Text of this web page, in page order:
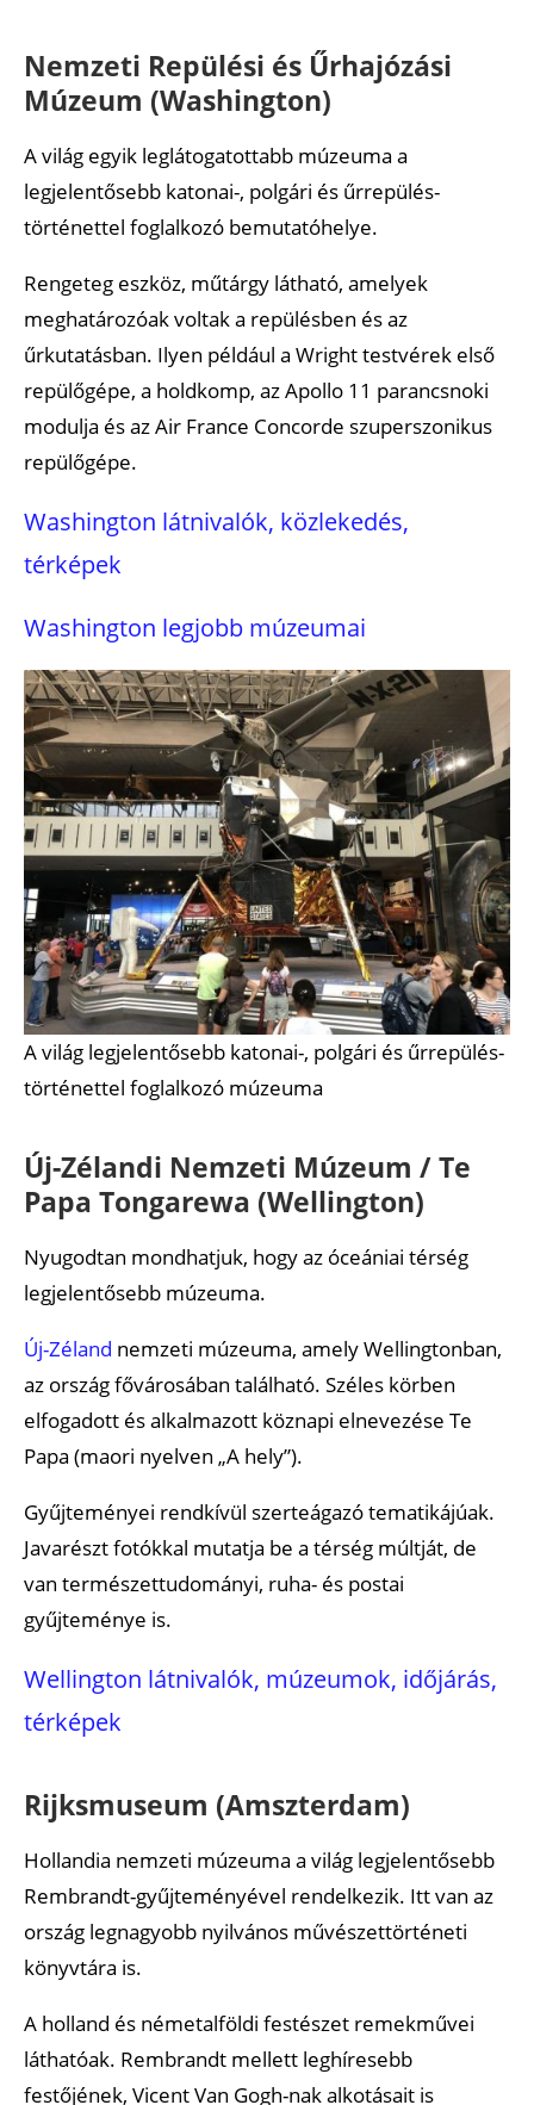
Nemzeti Repülési és Űrhajózási
Múzeum (Washington)
A világ egyik leglátogatottabb múzeuma a
legjelentősebb katonai-, polgári és űrrepülés-
történettel foglalkozó bemutatóhelye.
Rengeteg eszköz, műtárgy látható, amelyek
meghatározóak voltak a repülésben és az
űrkutatásban. Ilyen például a Wright testvérek első
repülőgépe, a holdkomp, az Apollo 11 parancsnoki
modulja és az Air France Concorde szuperszonikus
repülőgépe.
Washington látnivalók, közlekedés,
térképek
Washington legjobb múzeumai
A világ legjelentősebb katonai-, polgári és űrrepülés-
történettel foglalkozó múzeuma
Új-Zélandi Nemzeti Múzeum / Te
Papa Tongarewa (Wellington)
Nyugodtan mondhatjuk, hogy az óceániai térség
legjelentősebb múzeuma.
Új-Zéland nemzeti múzeuma, amely Wellingtonban,
az ország fővárosában található. Széles körben
elfogadott és alkalmazott köznapi elnevezése Te
Papa (maori nyelven „A hely”).
Gyűjteményei rendkívül szerteágazó tematikájúak.
Javarészt fotókkal mutatja be a térség múltját, de
van természettudományi, ruha- és postai
gyűjteménye is.
Wellington látnivalók, múzeumok, időjárás,
térképek
Rijksmuseum (Amszterdam)
Hollandia nemzeti múzeuma a világ legjelentősebb
Rembrandt-gyűjteményével rendelkezik. Itt van az
ország legnagyobb nyilvános művészettörténeti
könyvtára is.
A holland és németalföldi festészet remekművei
láthatóak. Rembrandt mellett leghíresebb
festőjének, Vicent Van Gogh-nak alkotásait is